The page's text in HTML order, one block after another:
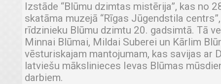
Izstāde “Blūmu dzimtas mistērija”, kas no
skatāma muzejā “Rīgas Jūgendstila
rīdzinieku Blūmu dzimtu 20. gadsimtā. Tā
Minnai Blūmai, Mildai Suberei un Kārlim
vēsturiskajam mantojumam, kas savijas ar
latviešu mākslinieces Ievas Blūmas
darbiem.